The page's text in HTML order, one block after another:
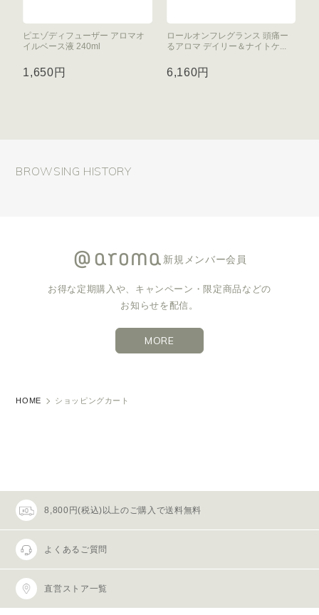
ピエゾディフューザー アロマオ
イルベース液 240ml
1,650円
ロールオンフレグランス 頭痛ー
るアロマ デイリー＆ナイトケ...
6,160円
BROWSING HISTORY
新規メンバー会員
お得な定期購入や、キャンペーン・限定商品などの
お知らせを配信。
MORE
HOME ショッピングカート
8,800円(税込)以上のご購入で送料無料
よくあるご質問
直営ストア一覧